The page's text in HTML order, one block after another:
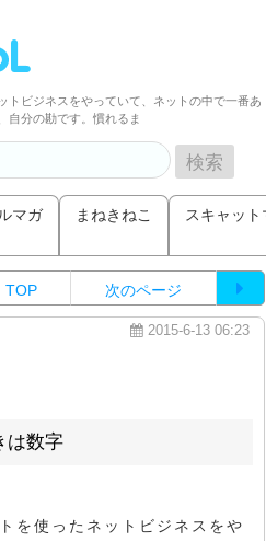
トビジネスをやっていて、ネットの中で一番あ
自分の勘です。慣れるま
マガ まねきねこ スキャット
TOP 次のページ
2015-6-13 06:23
は数字
を使った ネットビジネス をや